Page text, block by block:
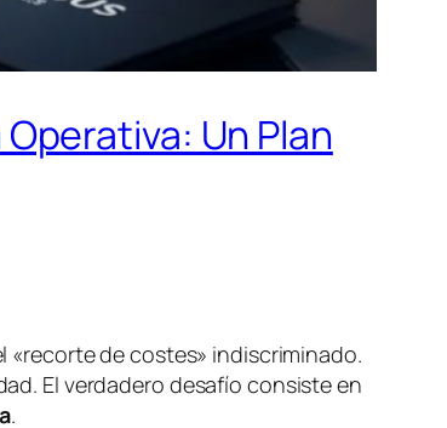
Un Plan
«recorte de costes» indiscriminado.
El verdadero desafío consiste en
.